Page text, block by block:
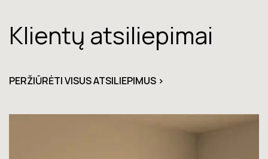
Klientų atsiliepimai
PERŽIŪRĖTI VISUS ATSILIEPIMUS >